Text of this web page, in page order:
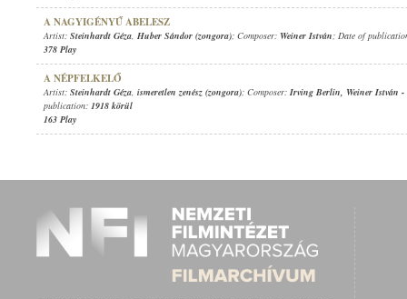
A NAGYIGÉNYŰ ABELESZ
Artist: Steinhardt Géza, Huber Sándor (zongora); Composer: Weiner István; Date of
378 Play
A NÉPFELKELŐ
Artist: Steinhardt Géza, ismeretlen zenész (zongora); Composer: Irving Berlin, Weiner István -
publication: 1918 körül
163 Play